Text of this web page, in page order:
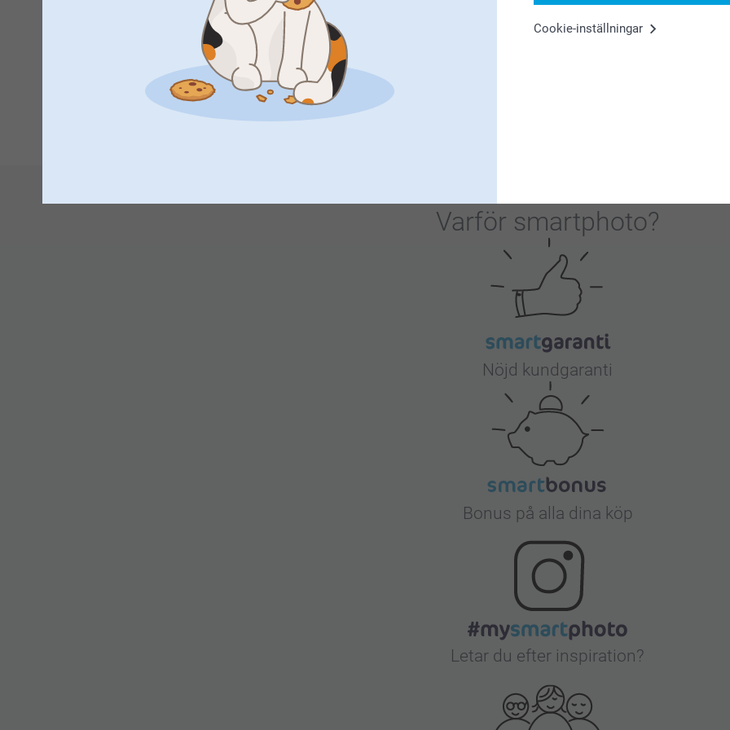
Cookie-inställningar
Gillar jättemycket min nya yogaväska med skön kvalitet och fint tryck
1 2 3 4
Varför smartphoto?
Nöjd kundgaranti
Bonus på alla dina köp
Letar du efter inspiration?